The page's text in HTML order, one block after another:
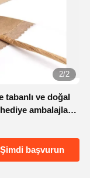
2/2
tabanlı ve doğal
ambalajları
Şimdi başvurun